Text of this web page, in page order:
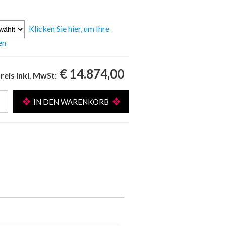
Klicken Sie hier, um Ihre
inkl. MwSt: € 14.874,00